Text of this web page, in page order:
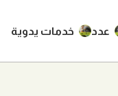
عدد خدمات يدوية